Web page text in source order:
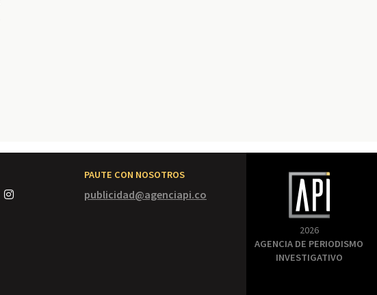
PAUTE CON NOSOTROS
publicidad@agenciapi.co
2026
AGENCIA DE PERIODISMO
INVESTIGATIVO